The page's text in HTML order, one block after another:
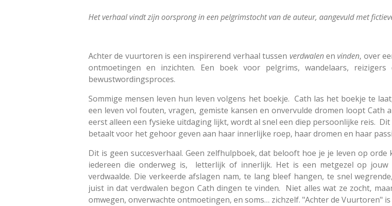
Het verhaal vindt zijn oorsprong in een pelgrimstocht van de auteur, aangevuld met
Achter de vuurtoren is een inspirerend verhaal tussen verdwalenenvinden, over
ontmoetingen en inzichten. Een boek voor pelgrims, wandelaars,
bewustwordingsproces.
Sommige mensen leven hun leven volgens het boekje. Cath las het boekje te
een leven vol fouten, vragen, gemiste kansen en onvervulde dromen loopt Cath
eerst alleen een fysieke uitdaging lijkt, wordt al snel een diep persoonlijke reis.
betaalt voor het gehoor geven aan haar innerlijke roep, haar dromen en haar
Dit is geen succesverhaal. Geen zelfhulpboek, dat belooft hoe je je leven op
iedereen die onderweg is, letterlijk of innerlijk. Het is een metgezel op
verdwaalde. Die verkeerde afslagen nam, te lang bleef hangen, te snel
juist in dat verdwalen begon Cath dingen te vinden. Niet alles wat ze zocht,
omwegen, onverwachte ontmoetingen, en soms… zichzelf. "Achter de Vuurtoren"